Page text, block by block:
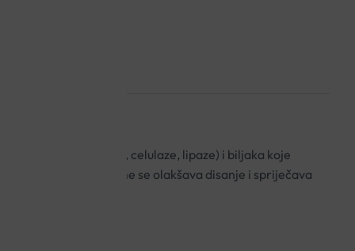
(proteaze, amilaze, celulaze, lipaze) i biljaka koje
materijala i hrane čime se olakšava disanje i spriječava